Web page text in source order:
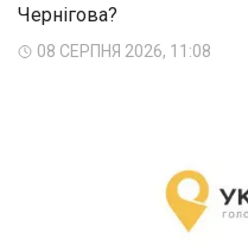
Чернігова?
08 СЕРПНЯ 2026, 11:08